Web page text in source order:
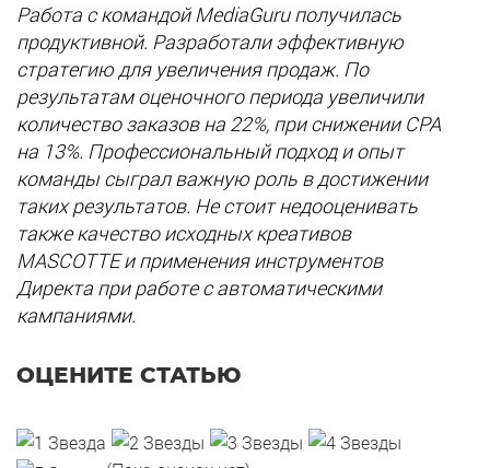
Работа с командой MediaGuru получилась
продуктивной. Разработали эффективную
стратегию для увеличения продаж. По
результатам оценочного периода увеличили
количество заказов на 22%, при снижении СРА
на 13%. Профессиональный подход и опыт
команды сыграл важную роль в достижении
таких результатов. Не стоит недооценивать
также качество исходных креативов
MASCOTTE и применения инструментов
Директа при работе с автоматическими
кампаниями.
ОЦЕНИТЕ СТАТЬЮ